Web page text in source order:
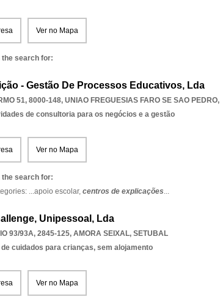
Ver no Mapa
the search for:
- Gestão De Processos Educativos, Lda
51, 8000-148, UNIAO FREGUESIAS FARO SE SAO PEDRO,
de consultoria para os negócios e a gestão
Ver no Mapa
the search for:
...apoio escolar, centros de explicações...
Unipessoal, Lda
93/93A, 2845-125, AMORA SEIXAL, SETUBAL
cuidados para crianças, sem alojamento
Ver no Mapa